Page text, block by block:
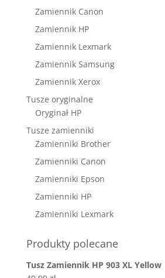
Zamiennik Canon
Zamiennik HP
Zamiennik Lexmark
Zamiennik Samsung
Zamiennik Xerox
Tusze oryginalne
Oryginał HP
Tusze zamienniki
Zamienniki Brother
Zamienniki Canon
Zamienniki Epson
Zamienniki HP
Zamienniki Lexmark
Produkty polecane
Tusz Zamiennik HP 903 XL Yellow